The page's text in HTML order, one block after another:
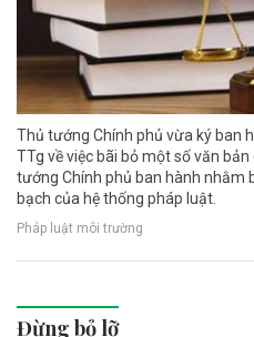
Thủ tướng Chính phủ vừa ký ban
TTg về việc bãi bỏ một số văn
tướng Chính phủ ban hành nhằm
bạch của hệ thống pháp luật.
Pháp luật môi trường
Đừng bỏ lỡ